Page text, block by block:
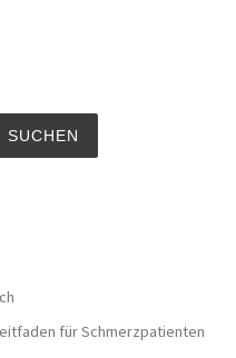
SUCHEN
für Schmerzpatienten